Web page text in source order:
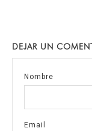
DEJAR UN
Nombre
Email